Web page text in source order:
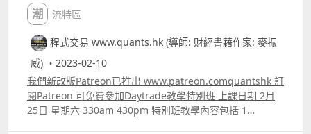
潮流特區
程式交易 www.quants.hk (導師: 財經書藉作家: 麥振
威) ・2023-02-10
我們新改版Patreon已推出 www.patreon.comquantshk 訂
閱Patreon 可免費參加Daytrade教學特別班 上課日期 2月
25日 星期六 330am 430pm 特別班教學內容包括 1